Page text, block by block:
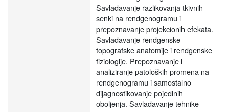
Savladavanje razlikovanja tkivnih
senki na rendgenogramu i
prepoznavanje projekcionih efekata.
Savladavanje rendgenske
topografske anatomije i rendgenske
fiziologije. Prepoznavanje i
analiziranje patoloških promena na
rendgenogramu i samostalno
dijagnostikovanje pojedinih
oboljenja. Savladavanje tehnike